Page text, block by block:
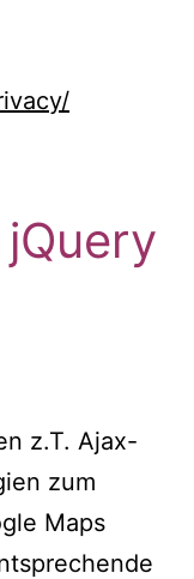
z.T. Ajax-
zum
Maps